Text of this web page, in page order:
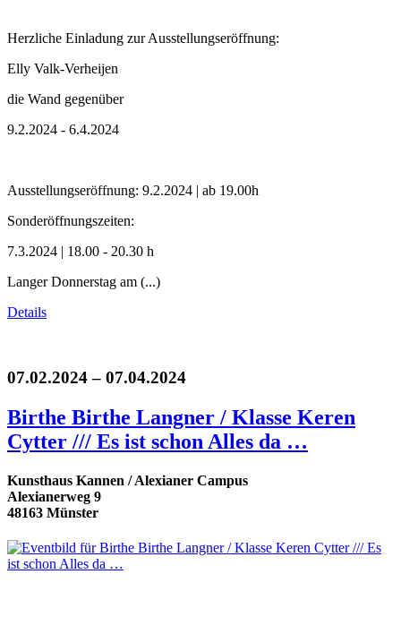
Herzliche Einladung zur Ausstellungseröffnung:
Elly Valk-Verheijen
die Wand gegenüber
9.2.2024 - 6.4.2024
Ausstellungseröffnung: 9.2.2024 | ab 19.00h
Sonderöffnungszeiten:
7.3.2024 | 18.00 - 20.30 h
Langer Donnerstag am (...)
Details
07.02.2024 – 07.04.2024
Birthe Birthe Langner / Klasse Keren
Cytter /// Es ist schon Alles da …
Kunsthaus Kannen / Alexianer Campus
Alexianerweg 9
48163 Münster